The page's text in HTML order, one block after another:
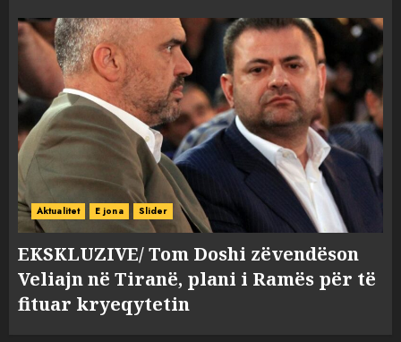
Aktualitet E jona Slider
EKSKLUZIVE/ Tom Doshi zëvendëson
Veliajn në Tiranë, plani i Ramës për të
fituar kryeqytetin